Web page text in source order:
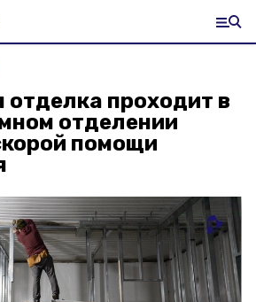
отделка проходит в
отделении
помощи